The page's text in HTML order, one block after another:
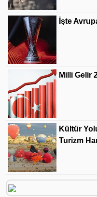
İşte
Milli Gelir
Kültür
Turizm